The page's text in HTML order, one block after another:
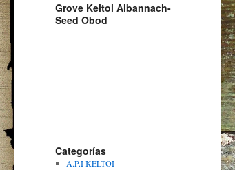
Grove Keltoi Albannach-
Seed Obod
Categorías
A.P.I KELTOI